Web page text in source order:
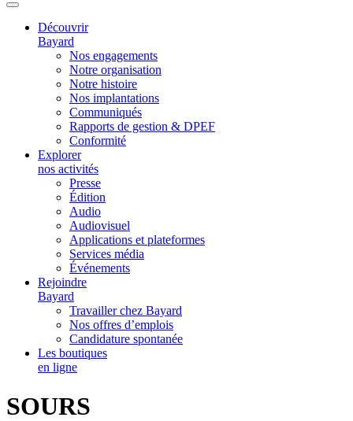
Découvrir
Bayard
Nos engagements
Notre organisation
Notre histoire
Nos implantations
Communiqués
Rapports de gestion & DPEF
Conformité
Explorer
nos activités
Presse
Édition
Audio
Audiovisuel
Applications et plateformes
Services média
Événements
Rejoindre
Bayard
Travailler chez Bayard
Nos offres d’emplois
Candidature spontanée
Les boutiques
en ligne
SOURS